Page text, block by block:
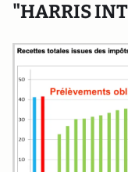
"HARRIS